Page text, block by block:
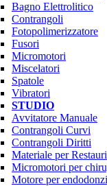
Bagno Elettrolitico
Contrangoli
Fotopolimerizzatore
Fusori
Micromotori
Miscelatori
Spatole
Vibratori
STUDIO
Avvitatore Manuale
Contrangoli Curvi
Contrangoli Diritti
Materiale per Restauri
Micromotori per
Motore per